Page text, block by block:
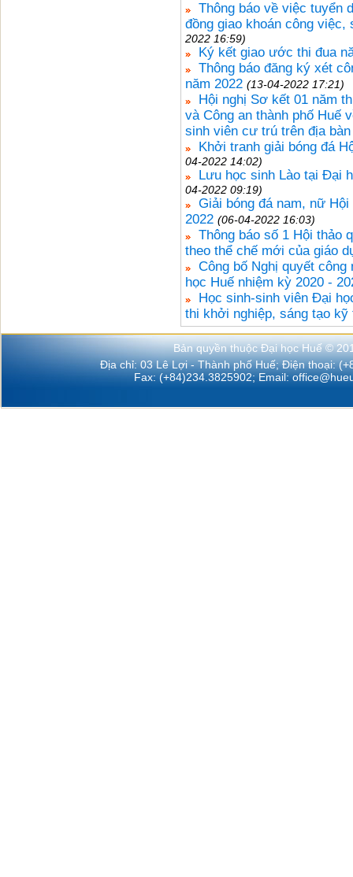
Thông báo về việc tuyển
đồng giao khoán công việc,
2022 16:59)
Ký kết giao ước thi đua
Thông báo đăng ký xét
năm 2022 (13-04-2022 17:21)
Hội nghị Sơ kết 01 năm
và Công an thành phố Huế
sinh viên cư trú trên địa bàn
Khởi tranh giải bóng đá
04-2022 14:02)
Lưu học sinh Lào tại Đại
04-2022 09:19)
Giải bóng đá nam, nữ
2022 (06-04-2022 16:03)
Thông báo số 1 Hội thảo
theo thể chế mới của giáo
Công bố Nghị quyết
học Huế nhiệm kỳ 2020 -
Học sinh-sinh viên Đại
thi khởi nghiệp, sáng tạo kỹ
Bản quyền thuộc Đại học Huế ©
Địa chỉ: 03 Lê Lợi - Thành phố Huế; Điện thoại:
Fax: (+84)234.3825902; Email: